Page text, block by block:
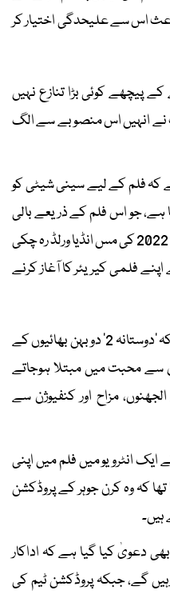
اس سے علیحدگی اختیار کر
پیچھے کوئی بڑا تنازع نہیں
نے انہیں اس منصوبے سے الگ
کہ فلم کے لیے سینی شیٹی کو
ہے، جو اس فلم کے ذریعے بالی
ووڈ میں ڈیبیو کریں گی۔ سینی شیٹی 2022 کی مس انڈیا ورلڈ رہ چکی
فلمی کیریئر کا آغاز کرنے
کہانی کے حوالے سے بتایا جا رہا ہے کہ ’دوستانہ 2‘ دو بہن بھائیوں کے
محبت میں مبتلا ہوجاتے
مزاح اور کنفیوژن سے
انٹرویو میں فلم میں اپنی
کہ وہ کرن جوہر کے پروڈکشن
دعویٰ کیا گیا ہے کہ اداکار
گے، جبکہ پروڈکشن ٹیم کی